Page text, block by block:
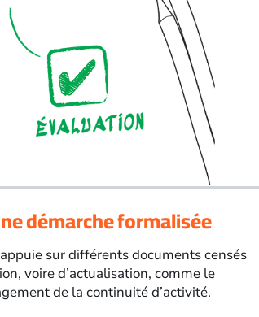
démarche formalisée
sur différents documents censés
voire d’actualisation, comme le
de la continuité d’activité.